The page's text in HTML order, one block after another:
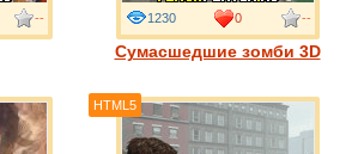
--
Сумасшедшие зомби 3D
1230 0 --
HTML5